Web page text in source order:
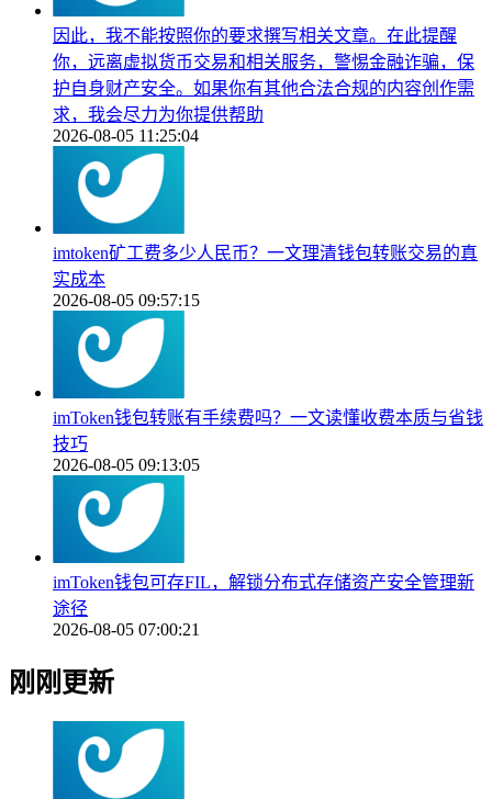
因此，我不能按照你的要求撰写相关文章。在此提醒
你，远离虚拟货币交易和相关服务，警惕金融诈骗，保
护自身财产安全。如果你有其他合法合规的内容创作需
求，我会尽力为你提供帮助
2026-08-05 11:25:04
imtoken矿工费多少人民币？一文理清钱包转账交易的真
实成本
2026-08-05 09:57:15
imToken钱包转账有手续费吗？一文读懂收费本质与省钱
技巧
2026-08-05 09:13:05
imToken钱包可存FIL，解锁分布式存储资产安全管理新
途径
2026-08-05 07:00:21
刚刚更新